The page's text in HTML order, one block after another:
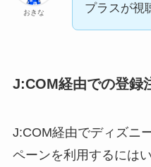
おきな
プラスが視
J:COM経由での登録
J:COM経由でディズニ
ペーンを利用するには